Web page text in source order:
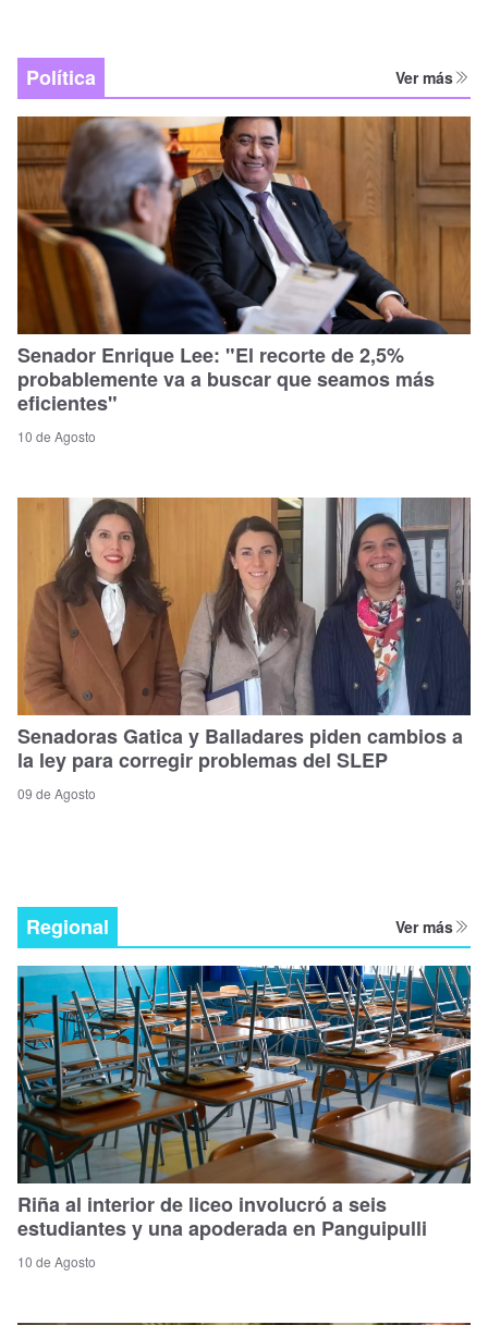
Política Ver más
Senador Enrique Lee: "El recorte de 2,5%
probablemente va a buscar que seamos más
eficientes"
10 de Agosto
Senadoras Gatica y Balladares piden cambios a
la ley para corregir problemas del SLEP
09 de Agosto
Regional Ver más
Riña al interior de liceo involucró a seis
estudiantes y una apoderada en Panguipulli
10 de Agosto